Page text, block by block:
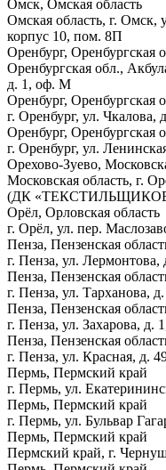
Омск, Омская область
Омская область, г. Омск,
корпус 10, пом. 8П
Оренбург, Оренбургская
Оренбургская обл.,
д. 1, оф. М
Оренбург, Оренбургская
г. Оренбург, ул. Чкалова,
Оренбург, Оренбургская
г. Оренбург, ул.
Орехово-Зуево,
Московская область, г.
(ДК
Орёл, Орловская область
г. Орёл, ул. пер.
Пенза, Пензенская
г. Пенза, ул.
Пенза, Пензенская
г. Пенза, ул. Тарханова,
Пенза, Пензенская
г. Пенза, ул. Захарова, д.
Пенза, Пензенская
г. Пенза, ул. Красная, д.
Пермь, Пермский край
г. Пермь, ул.
Пермь, Пермский край
г. Пермь, ул. Бульвар
Пермь, Пермский край
Пермский край, г.